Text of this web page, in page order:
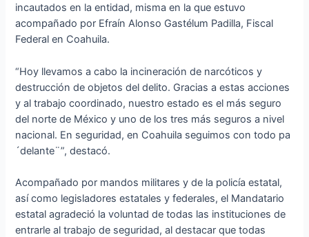
incautados en la entidad, misma en la que estuvo
acompañado por Efraín Alonso Gastélum Padilla, Fiscal
Federal en Coahuila.
“Hoy llevamos a cabo la incineración de narcóticos y
destrucción de objetos del delito. Gracias a estas acciones
y al trabajo coordinado, nuestro estado es el más seguro
del norte de México y uno de los tres más seguros a nivel
nacional. En seguridad, en Coahuila seguimos con todo pa
´delante¨”, destacó.
Acompañado por mandos militares y de la policía estatal,
así como legisladores estatales y federales, el Mandatario
estatal agradeció la voluntad de todas las instituciones de
entrarle al trabajo de seguridad, al destacar que todas